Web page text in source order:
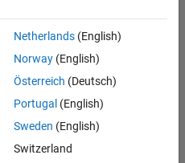
Netherlands(English)
Norway(English)
Österreich (Deutsch)
Portugal (English)
Sweden (English)
Switzerland